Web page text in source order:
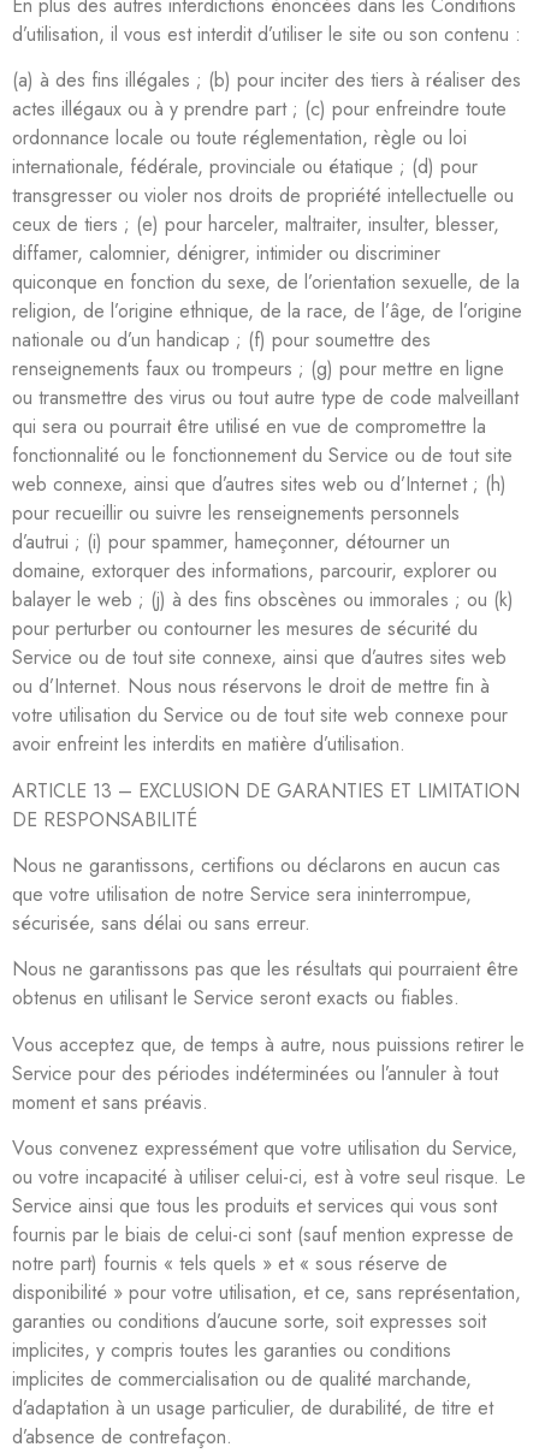
d’utilisation, il vous est interdit d’utiliser le site ou son contenu :
(a) à des fins illégales ; (b) pour inciter des tiers à réaliser des
actes illégaux ou à y prendre part ; (c) pour enfreindre toute
ordonnance locale ou toute réglementation, règle ou loi
internationale, fédérale, provinciale ou étatique ; (d) pour
transgresser ou violer nos droits de propriété intellectuelle ou
ceux de tiers ; (e) pour harceler, maltraiter, insulter, blesser,
diffamer, calomnier, dénigrer, intimider ou discriminer
quiconque en fonction du sexe, de l’orientation sexuelle, de la
religion, de l’origine ethnique, de la race, de l’âge, de l’origine
nationale ou d’un handicap ; (f) pour soumettre des
renseignements faux ou trompeurs ; (g) pour mettre en ligne
ou transmettre des virus ou tout autre type de code malveillant
qui sera ou pourrait être utilisé en vue de compromettre la
fonctionnalité ou le fonctionnement du Service ou de tout site
web connexe, ainsi que d’autres sites web ou d’Internet ; (h)
pour recueillir ou suivre les renseignements personnels
d’autrui ; (i) pour spammer, hameçonner, détourner un
domaine, extorquer des informations, parcourir, explorer ou
balayer le web ; (j) à des fins obscènes ou immorales ; ou (k)
pour perturber ou contourner les mesures de sécurité du
Service ou de tout site connexe, ainsi que d’autres sites web
ou d’Internet. Nous nous réservons le droit de mettre fin à
votre utilisation du Service ou de tout site web connexe pour
avoir enfreint les interdits en matière d’utilisation.
ARTICLE 13 – EXCLUSION DE GARANTIES ET LIMITATION
DE RESPONSABILITÉ
Nous ne garantissons, certifions ou déclarons en aucun cas
que votre utilisation de notre Service sera ininterrompue,
sécurisée, sans délai ou sans erreur.
Nous ne garantissons pas que les résultats qui pourraient être
obtenus en utilisant le Service seront exacts ou fiables.
Vous acceptez que, de temps à autre, nous puissions retirer le
Service pour des périodes indéterminées ou l’annuler à tout
moment et sans préavis.
Vous convenez expressément que votre utilisation du Service,
ou votre incapacité à utiliser celui-ci, est à votre seul risque. Le
Service ainsi que tous les produits et services qui vous sont
fournis par le biais de celui-ci sont (sauf mention expresse de
notre part) fournis « tels quels » et « sous réserve de
disponibilité » pour votre utilisation, et ce, sans représentation,
garanties ou conditions d’aucune sorte, soit expresses soit
implicites, y compris toutes les garanties ou conditions
implicites de commercialisation ou de qualité marchande,
d’adaptation à un usage particulier, de durabilité, de titre et
d’absence de contrefaçon.